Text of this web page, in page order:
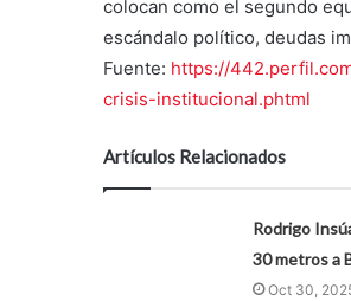
colocan como el segundo
escándalo político, deudas
Fuente: https://
crisis-institucional.phtml
Artículos Relacionados
Rodrigo
30 metros a
Oct 30,